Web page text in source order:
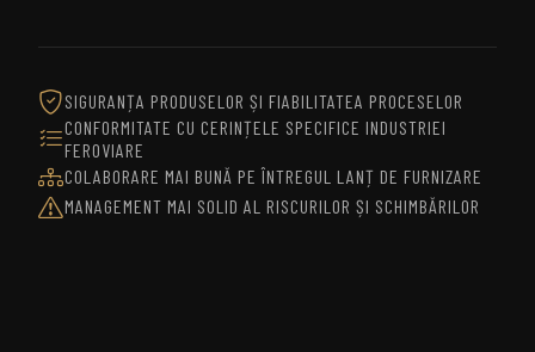
SIGURANȚA PRODUSELOR ȘI FIABILITATEA PROCESELOR
CONFORMITATE CU CERINȚELE SPECIFICE INDUSTRIEI
FEROVIARE
COLABORARE MAI BUNĂ PE ÎNTREGUL LANȚ DE FURNIZARE
MANAGEMENT MAI SOLID AL RISCURILOR ȘI SCHIMBĂRILOR